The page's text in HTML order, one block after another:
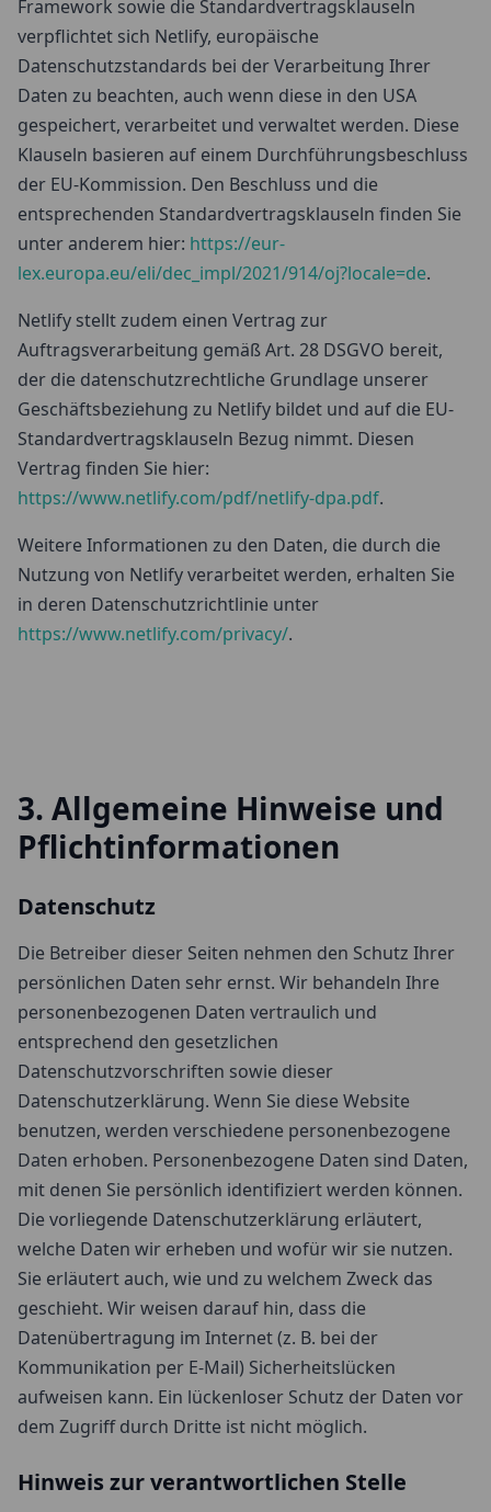
Framework sowie die Standardvertragsklauseln
verpflichtet sich Netlify, europäische
Datenschutzstandards bei der Verarbeitung Ihrer
Daten zu beachten, auch wenn diese in den USA
gespeichert, verarbeitet und verwaltet werden. Diese
Klauseln basieren auf einem Durchführungsbeschluss
der EU-Kommission. Den Beschluss und die
entsprechenden Standardvertragsklauseln finden Sie
unter anderem hier: https://eur-
lex.europa.eu/eli/dec_impl/2021/914/oj?locale=de.
Netlify stellt zudem einen Vertrag zur
Auftragsverarbeitung gemäß Art. 28 DSGVO bereit,
der die datenschutzrechtliche Grundlage unserer
Geschäftsbeziehung zu Netlify bildet und auf die EU-
Standardvertragsklauseln Bezug nimmt. Diesen
Vertrag finden Sie hier:
https://www.netlify.com/pdf/netlify-dpa.pdf.
Weitere Informationen zu den Daten, die durch die
Nutzung von Netlify verarbeitet werden, erhalten Sie
in deren Datenschutzrichtlinie unter
https://www.netlify.com/privacy/.
3. Allgemeine Hinweise und
Pflichtinformationen
Datenschutz
Die Betreiber dieser Seiten nehmen den Schutz Ihrer
persönlichen Daten sehr ernst. Wir behandeln Ihre
personenbezogenen Daten vertraulich und
entsprechend den gesetzlichen
Datenschutzvorschriften sowie dieser
Datenschutzerklärung. Wenn Sie diese Website
benutzen, werden verschiedene personenbezogene
Daten erhoben. Personenbezogene Daten sind Daten,
mit denen Sie persönlich identifiziert werden können.
Die vorliegende Datenschutzerklärung erläutert,
welche Daten wir erheben und wofür wir sie nutzen.
Sie erläutert auch, wie und zu welchem Zweck das
geschieht. Wir weisen darauf hin, dass die
Datenübertragung im Internet (z. B. bei der
Kommunikation per E-Mail) Sicherheitslücken
aufweisen kann. Ein lückenloser Schutz der Daten vor
dem Zugriff durch Dritte ist nicht möglich.
Hinweis zur verantwortlichen Stelle